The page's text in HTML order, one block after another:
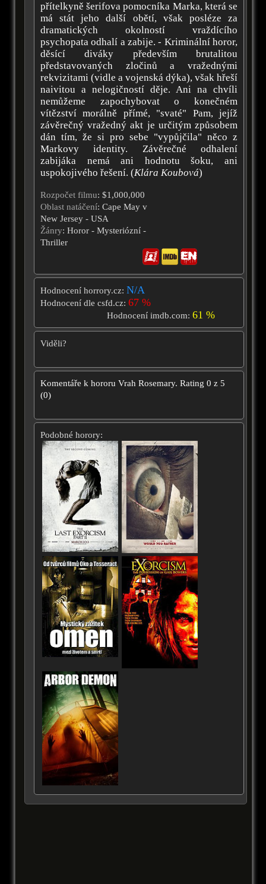
přítelkyně šerifova pomocníka Marka, která se
má stát jeho další obětí, však posléze za
dramatických okolností vraždícího
psychopata odhalí a zabije. - Kriminální horor,
děsící diváky především brutalitou
představovaných zločinů a vražednými
rekvizitami (vidle a vojenská dýka), však hřeší
naivitou a nelogičností děje. Ani na chvíli
nemůžeme zapochybovat o konečném
vítězství morálně přímé, "svaté" Pam, jejíž
závěrečný vražedný akt je určitým způsobem
dán tím, že si pro sebe "vypůjčila" něco z
Markovy identity. Závěrečné odhalení
zabijáka nemá ani hodnotu šoku, ani
uspokojivého řešení. (Klára Koubová)
Rozpočet filmu: $1,000,000
Oblast natáčení: Cape May v
New Jersey - USA
Žánry: Horor - Mysteriózní -
Thriller
Hodnocení horrory.cz: N/A
Hodnocení dle csfd.cz: 67 %
Hodnocení imdb.com:61 %
Viděli?
Komentáře k hororu Vrah Rosemary. Rating 0 z 5
(0)
Podobné horory: